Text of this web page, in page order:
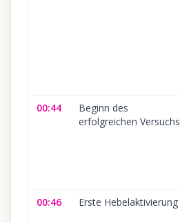
00:44
Beginn des
erfolgreichen Versuchs
00:46
Erste Hebelaktivierung